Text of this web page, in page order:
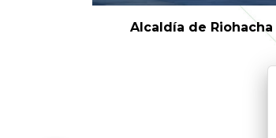
Alcaldía de Riohacha